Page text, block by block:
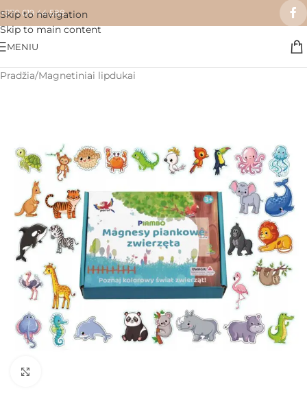
Skip to navigation
Skip to main content
+370 619 44 588
MENIU
Pradžia/Magnetiniai lipdukai